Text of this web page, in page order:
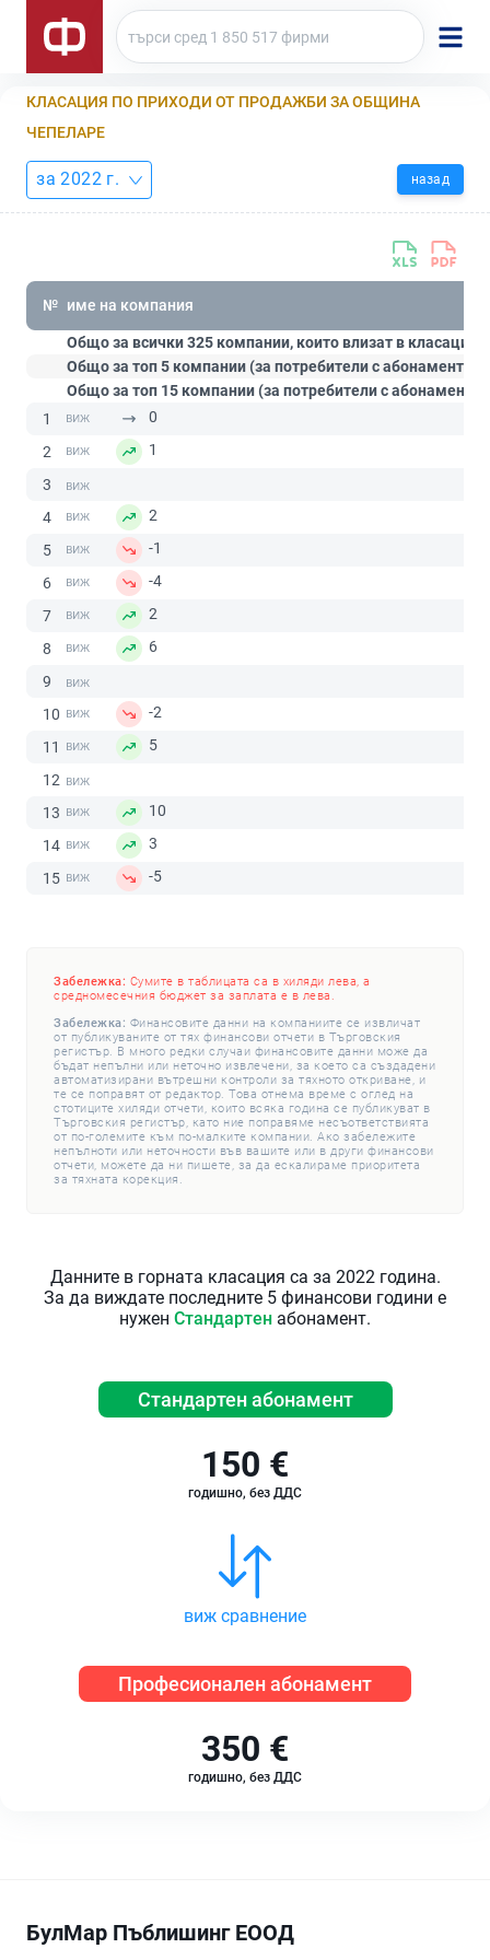
КЛАСАЦИЯ ПО ПРИХОДИ ОТ ПРОДАЖБИ ЗА ОБЩИНА
ЧЕПЕЛАРЕ
за 2022 г. назад
№ име на компания
Общо за всички 325 компании, които влизат в
Общо за топ 5 компании (за потребители с абонамент
Общо за топ 15 компании (за потребители с абонамент
1
0
2
1
3
4
2
5
-1
6
-4
7
2
8
6
9
10
-2
11
5
12
13
10
14
3
15
-5
Забележка: Сумите в таблицата са в хиляди лева, а
средномесечния бюджет за заплата е в лева.
Забележка: Финансовите данни на компаниите се извличат
от публикуваните от тях финансови отчети в Търговския
регистър. В много редки случаи финансовите данни може да
бъдат непълни или неточно извлечени, за което са създадени
автоматизирани вътрешни контроли за тяхното откриване, и
те се поправят от редактор. Това отнема време с оглед на
стотиците хиляди отчети, които всяка година се публикуват в
Търговския регистър, като ние поправяме несъответствията
от по-големите към по-малките компании. Ако забележите
непълноти или неточности във вашите или в други финансови
отчети, можете да ни пишете, за да ескалираме приоритета
за тяхната корекция.
Данните в горната класация са за 2022 година.
За да виждате последните 5 финансови години е
нужен Стандартен абонамент.
Стандартен абонамент
150 €
годишно, без ДДС
виж сравнение
Професионален абонамент
350 €
годишно, без ДДС
БулМар Пъблишинг ЕООД